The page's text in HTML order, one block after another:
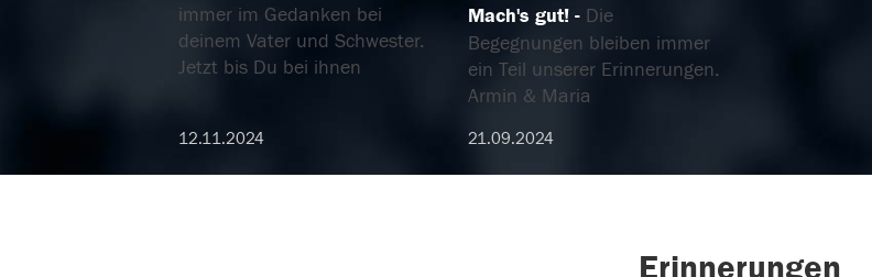
immer im Gedanken bei
deinem Vater und Schwester.
Jetzt bis Du bei ihnen
12.11.2024
Mach's gut!
Die
Begegnungen bleiben immer
ein Teil unserer Erinnerungen.
Armin & Maria
21.09.2024
Erinnerungen